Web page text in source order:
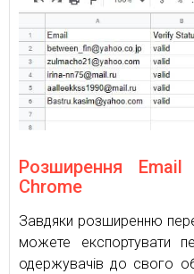
Розширення
Chrome
Завдяки розширенню
можете експортувати
одержувачів до свого